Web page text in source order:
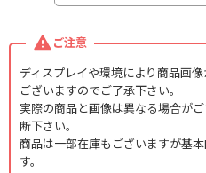
ご注意
ディスプレイや環境により商品画
ございますのでご了承下さい。
実際の商品と画像は異なる場合が
断下さい。
商品は一部在庫もございますが基
す。